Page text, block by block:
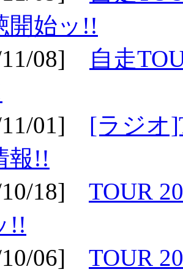
開始ッ!!
11/08]
自走
11/01] [ラジオ
報!!
10/18] TOUR
!!
10/06] TOUR